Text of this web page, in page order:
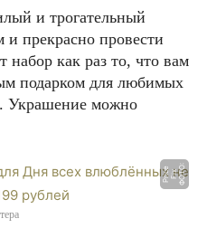
и трогательный
и прекрасно провести
набор как раз то, что вам
подарком для любимых
Украшение можно
Ф
О
ТО:
Fi
xP
ri
c
e